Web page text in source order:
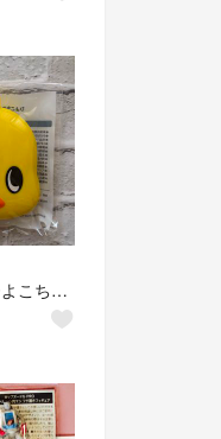
【未開封品】ひよこちゃん サプリメントケース 非売品